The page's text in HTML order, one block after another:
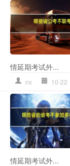
情延期考试外...
nx 10-22
情延期考试外...